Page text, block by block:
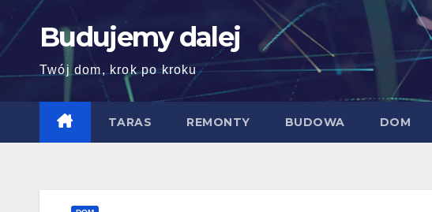
content
Budujemy dalej
Twój dom, krok po kroku
TARAS REMONTY BUDOWA DOM